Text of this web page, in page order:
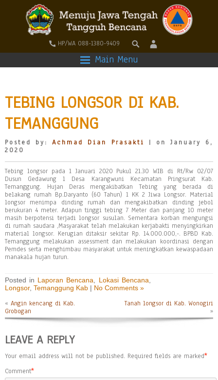
HP/WA 088-1380-9409
Main Menu
TEBING LONGSOR DI KAB.
TEMANGGUNG
Posted by:Achmad Dian Prasakti
| on January 6,
2020
Tebing longsor pada 1 Januari 2020 Pukul 21.30 WIB di Rt/Rw 02/07
Dusun Gedawung 1 Desa Karangwuni Kecamatan Pringsurat Kab.
Temanggung. Hujan Deras mengakibatkan Tebing yang berada di
belakang rumah Bp.Daryanto (60 Tahun) 1 KK 2 Jiwa Longsor. Material
longsor menimpa dinding rumah dan mengakibatkan dinding jebol
berukuran 4 meter. Adapun tinggi tebing 7 Meter dan panjang 10 meter
masih berpotensi terjadi longsor susulan. Sementara korban mengungsi
di rumah saudara ,Masyarakat telah melakukan kerjabakti menyingkirkan
material longsor. Kerugian ditaksir sekitar Rp. 14.000.000,-. BPBD Kab.
Temanggung melakukan assessment dan melakukan koordinasi dengan
Pemdes serta menghimbau masyarakat untuk meningkatkan kewaspadaan
manakala hujan turun.
Posted in Laporan Bencana Lokasi Bencana
Longsor, Temanggung Kab | No Comments »
« Angin kencang di Kab.
Grobogan
Tanah longsor di Kab. Wonogiri
»
LEAVE A REPLY
Your email address will not be published. Required fields are marked*
Comment*